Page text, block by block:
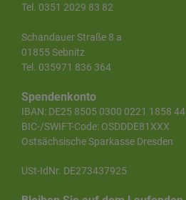
Tel. 0351 2029 83 82
Schandauer Straße 8 a
01855 Sebnitz
Tel. 035971 836 364
Spendenkonto
IBAN: DE25 8505 0300 0221 1858 44
BIC-/SWIFT-Code: OSDDDE81XXX
Ostsächsische Sparkasse Dresden
USt-IdNr. DE273437925